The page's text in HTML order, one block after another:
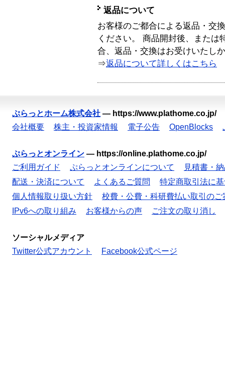
返品について
お客様のご都合による返品・交
ください。 商品開封後、または
合、返品・交換はお受けいたし
⇒返品について詳しくはこちら
ぷらっとホーム株式会社 — https://www.plathome.co.jp/
会社概要
株主・投資家情報 電子公告 OpenBlocks
ぷらっとオンライン — https://online.plathome.co.jp/
ご利用ガイド
ぷらっとオンラインについて
見積書・
配送・決済について
よくあるご質問
特定商取引法に
個人情報取り扱い方針
校費・公費・科研費払い取引のご
IPv6への取り組み
お客様からの声 ご注文の取り消し
ソーシャルメディア
Twitter公式アカウント
Facebook公式ページ